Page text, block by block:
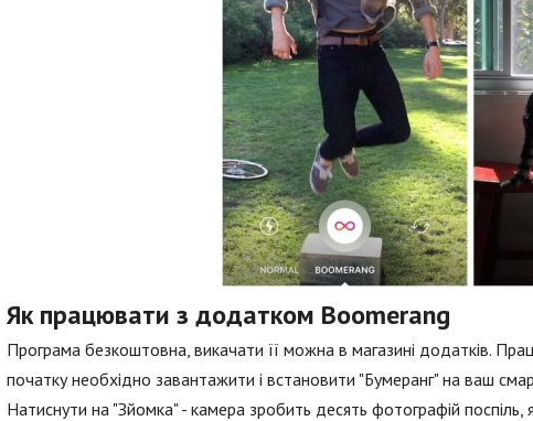
Як працювати з додатком Boomerang
Програма безкоштовна, викачати її можна в магазині додатків.
початку необхідно завантажити і встановити "Бумеранг" на ваш
Натиснути на "Зйомка" - камера зробить десять фотографій поспіль,